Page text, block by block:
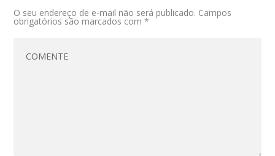
O seu endereço de e-mail não será publicado. Campos
obrigatórios são marcados com*